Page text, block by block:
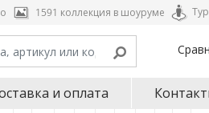
1591 коллекция в шоуруме
и оплата